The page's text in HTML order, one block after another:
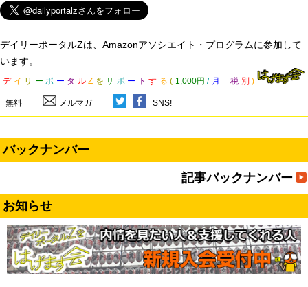
デイリーポータルZは、Amazonアソシエイト・プログラムに参加して
います。
デ イ リ ー ポ ー タ ル Z を サ ポ ー ト す る ( 1,000円 / 月 税 別 )
無料 メルマガ SNS!
バックナンバー
記事バックナンバー
お知らせ